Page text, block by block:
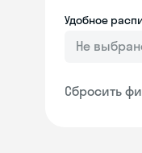
Удобное
Не
Сбросить